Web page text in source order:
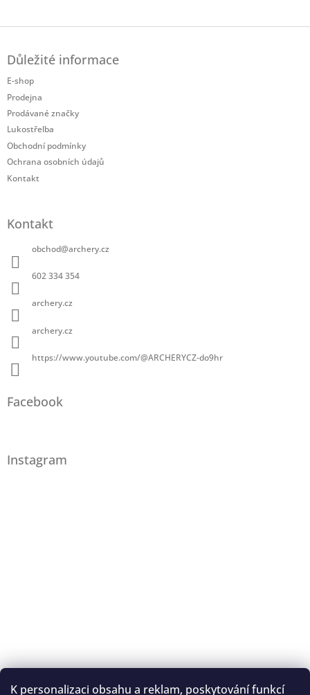
K personalizaci obsahu a reklam, poskytování funkcí
Důležité informace
E-shop
Prodejna
Prodávané značky
Lukostřelba
Obchodní podmínky
Ochrana osobních údajů
Kontakt
Kontakt
obchod@archery.cz
602 334 354
archery.cz
archery.cz
https://www.youtube.com/@ARCHERYCZ-do9hr
Facebook
Instagram